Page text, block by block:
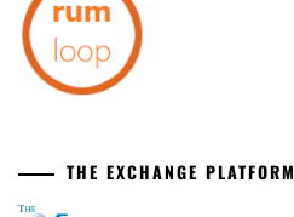
THE EXCHANGE PLATFORM